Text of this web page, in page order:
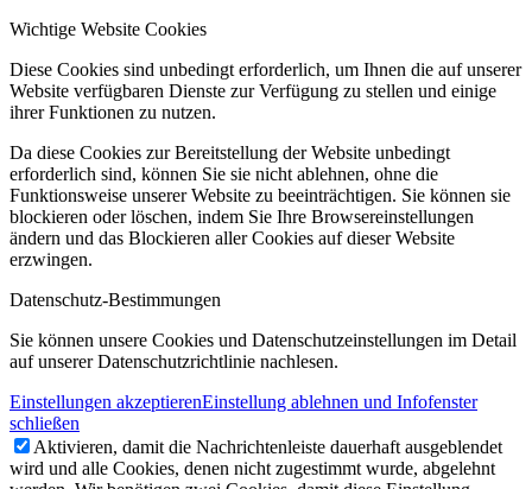
Wichtige Website Cookies
Diese Cookies sind unbedingt erforderlich, um Ihnen die auf unserer
Website verfügbaren Dienste zur Verfügung zu stellen und einige
ihrer Funktionen zu nutzen.
Da diese Cookies zur Bereitstellung der Website unbedingt
erforderlich sind, können Sie sie nicht ablehnen, ohne die
Funktionsweise unserer Website zu beeinträchtigen. Sie können sie
blockieren oder löschen, indem Sie Ihre Browsereinstellungen
ändern und das Blockieren aller Cookies auf dieser Website
erzwingen.
Datenschutz-Bestimmungen
Sie können unsere Cookies und Datenschutzeinstellungen im Detail
auf unserer Datenschutzrichtlinie nachlesen.
Einstellungen akzeptierenEinstellung ablehnen und Infofenster
schließen
Aktivieren, damit die Nachrichtenleiste dauerhaft ausgeblendet
wird und alle Cookies, denen nicht zugestimmt wurde, abgelehnt